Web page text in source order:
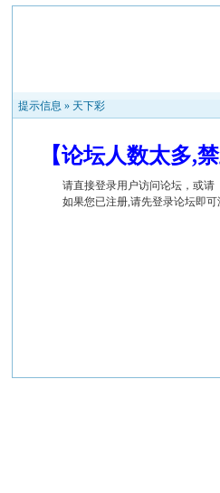
提示信息 » 天下彩
【论坛人数太多,
请直接登录用户访问论坛，或请
如果您已注册,请先登录论坛即